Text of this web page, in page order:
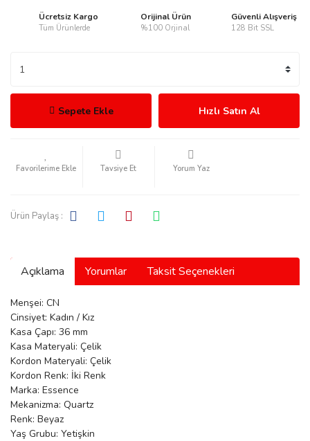
Manoir
Ücretsiz Kargo
Tüm Ürünlerde
Orijinal Ürün
%100 Orjinal
Güvenli Alışveriş
128 Bit SSL
Sepete Ekle Hızlı Satın Al
Tavsiye Et Yorum Yaz
Ürün Paylaş :
Açıklama Yorumlar Taksit Seçenekleri
Menşei: CN
Cinsiyet: Kadın / Kız
Kasa Çapı: 36 mm
Kasa Materyali: Çelik
Kordon Materyali: Çelik
Kordon Renk: İki Renk
Marka: Essence
Mekanizma: Quartz
Renk: Beyaz
Yaş Grubu: Yetişkin